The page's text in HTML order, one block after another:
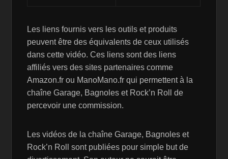
Les liens fournis vers les outils et produits
peuvent être des équivalents de ceux utilisés
dans cette vidéo. Ces liens sont des liens
affiliés vers des sites partenaires comme
Amazon.fr ou ManoMano.fr qui permettent à la
chaîne Garage, Bagnoles et Rock’n Roll de
percevoir une commission.
Les vidéos de la chaîne Garage, Bagnoles et
Rock’n Roll sont publiées pour simple but de